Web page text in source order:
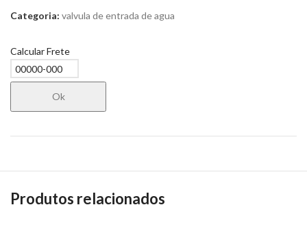
Categoria: valvula de entrada de agua
Calcular Frete
Ok
Produtos relacionados